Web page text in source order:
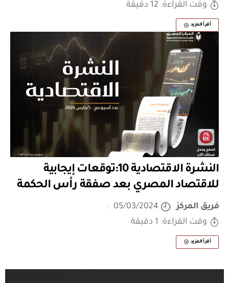
وقت القراءة: 12 دقيقة
أقرأ المزيد
النشرة الاقتصادية 10:توقعات إيجابية
للاقتصاد المصري بعد صفقة رأس الحكمة
فريق المركز
05/03/2024
وقت القراءة: 1 دقيقة
أقرأ المزيد